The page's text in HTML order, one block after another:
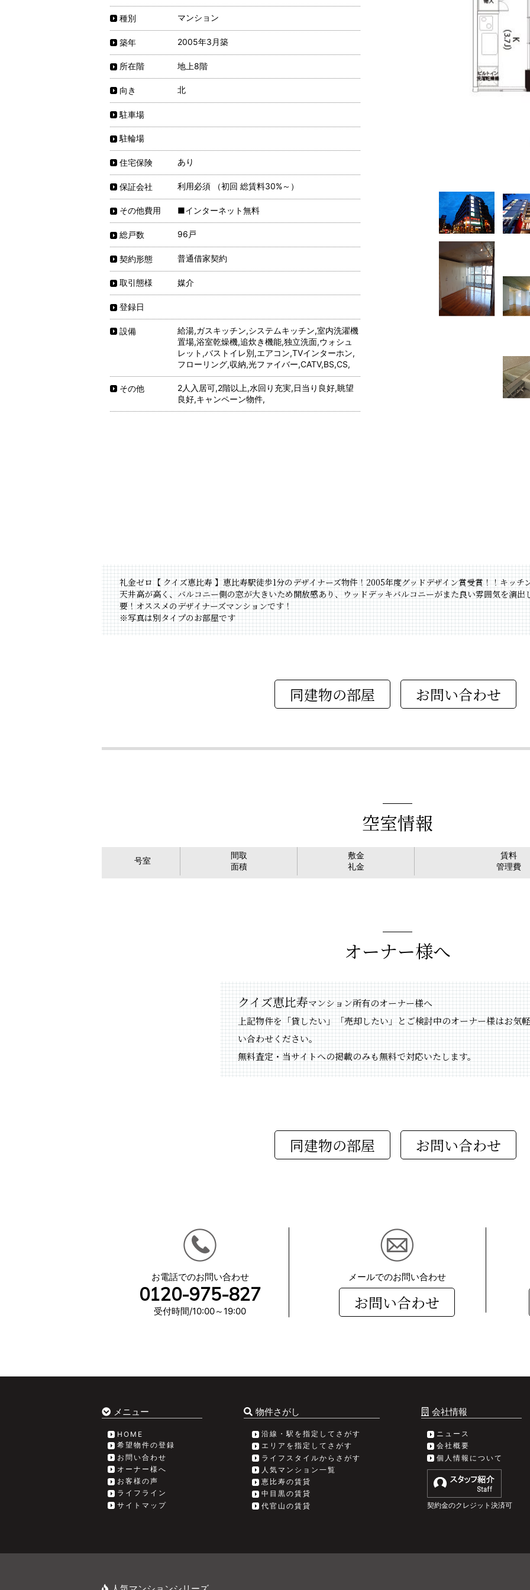
種別 マンション
築年 2005年3月築
所在階 地上8階
向き 北
駐車場
駐輪場
住宅保険 あり
保証会社 利用必須 （初回 総賃料30%～）
その他費用 ■インターネット無料
総戸数 96戸
契約形態 普通借家契約
取引態様 媒介
登録日
設備
給湯,ガスキッチン,システムキッチン,室内洗濯機
置場,浴室乾燥機,追炊き機能,独立洗面,ウォシュ
レット,バストイレ別,エアコン,TVインターホン,
フローリング,収納,光ファイバー,CATV,BS,CS,
その他
2人入居可,2階以上,水回り充実,日当り良好,眺望
良好,キャンペーン物件,
礼金ゼロ【 クイズ恵比寿 】恵比寿駅徒歩1分のデザイナーズ物件！2005年度グッドデザイン賞受賞！！キッチ
天井高が高く、バルコニー側の窓が大きいため開放感あり、ウッドデッキバルコニーがまた良い雰囲気を演出
要！オススメのデザイナーズマンションです！
※写真は別タイプのお部屋です
同建物の部屋
空室情報
号室
間取
面積
敷金
礼金
賃料
管理費
オーナー様へ
クイズ恵比寿マンション所有のオーナー様へ
上記物件を「貸したい」「売却したい」とご検討中のオーナー様はお気
い合わせください。
無料査定・当サイトへの掲載のみも無料で対応いたします。
同建物の部屋
お電話でのお問い合わせ
0120-975-827
受付時間/10:00～19:00
メールでのお問い合わせ
お問い合わせ
メニュー
HOME
希望物件の登録
お問い合わせ
オーナー様へ
お客様の声
ライフライン
サイトマップ
物件さがし
沿線・駅を指定してさがす
エリアを指定してさがす
ライフスタイルからさがす
人気マンション一覧
恵比寿の賃貸
中目黒の賃貸
代官山の賃貸
会社情報
ニュース
会社概要
個人情報について
契約金のクレジット決済可